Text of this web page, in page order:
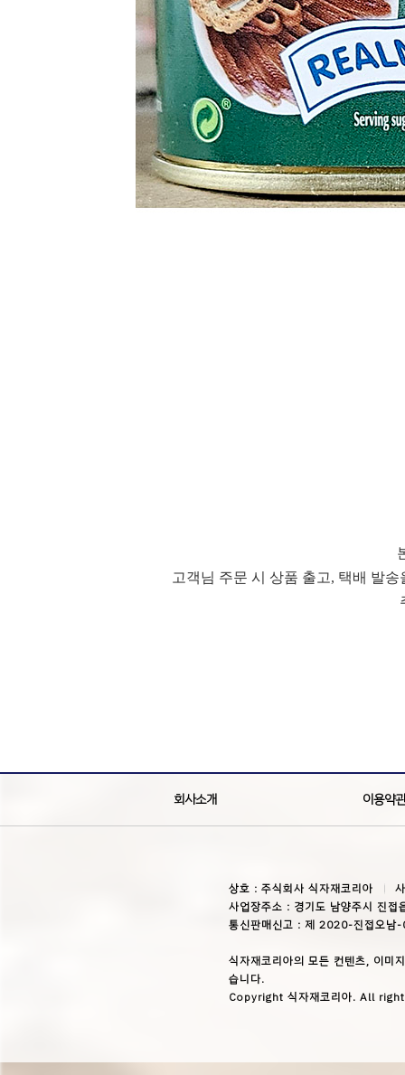
고객님 주문 시 상품 출고, 택배 발
회사소개 이용약
상호 : 주식회사 식자재코리아
사업장주소 : 경기도 남양주시 진
통신판매신고 : 제 2020-진접오남
식자재코리아의 모든 컨텐츠, 이미
습니다.
Copyright 식자재코리아. All